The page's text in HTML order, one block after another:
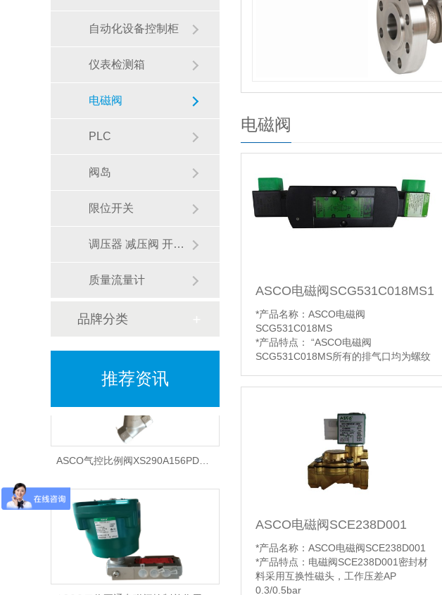
电磁阀
ASCO电磁阀SCG531C018MS1
*产品名称：ASCO电磁阀
SCG531C018MS
*产品特点： “ASCO电磁阀
SCG531C018MS所有的排气口均为螺纹
制球阀，蝶阀，气缸等，要求洁净的制药
*功能说明：工作压差2 —
10bar（1bar=100kpa ），流量（QV在
6bar ）1100l/min（ANR ）
*阀体材质：铝制，黑色阳极氧化
ASCO电磁阀SCE238D001
*产品名称：ASCO电磁阀SCE238D001
*产品特点：电磁阀SCE238D001密封材
料采用互换性磁头，工作压差AP
0.3/0.5bar
自动化设备控制柜
仪表检测箱
电磁阀
PLC
阀岛
限位开关
调压器 减压阀 开关阀
质量流量计
品牌分类
推荐资讯
ASCO气控比例阀XS290A156PDB79特点和用途
ASCO二位五通电磁阀控制单作用执行器接法和原理